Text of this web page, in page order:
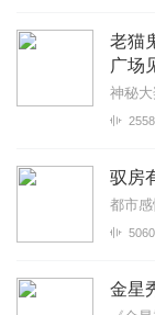
老猫
广场
神秘
2558
驭房
都市
5060
金星